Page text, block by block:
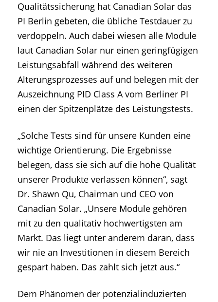
Qualitätssicherung hat Canadian Solar das
PI Berlin gebeten, die übliche Testdauer zu
verdoppeln. Auch dabei wiesen alle Module
laut Canadian Solar nur einen geringfügigen
Leistungsabfall während des weiteren
Alterungsprozesses auf und belegen mit der
Auszeichnung PID Class A vom Berliner PI
einen der Spitzenplätze des Leistungstests.
„Solche Tests sind für unsere Kunden eine
wichtige Orientierung. Die Ergebnisse
belegen, dass sie sich auf die hohe Qualität
unserer Produkte verlassen können“, sagt
Dr. Shawn Qu, Chairman und CEO von
Canadian Solar. „Unsere Module gehören
mit zu den qualitativ hochwertigsten am
Markt. Das liegt unter anderem daran, dass
wir nie an Investitionen in diesem Bereich
gespart haben. Das zahlt sich jetzt aus.“
Dem Phänomen der potenzialinduzierten